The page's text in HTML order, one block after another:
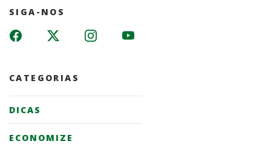
SIGA-NOS
CATEGORIAS
DICAS
ECONOMIZE